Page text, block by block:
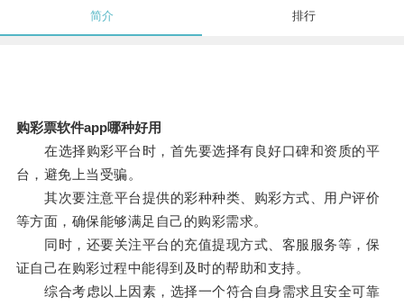
简介 排行
购彩票软件app哪种好用
在选择购彩平台时，首先要选择有良好口碑和资质的平
台，避免上当受骗。
其次要注意平台提供的彩种种类、购彩方式、用户评价
等方面，确保能够满足自己的购彩需求。
同时，还要关注平台的充值提现方式、客服服务等，保
证自己在购彩过程中能得到及时的帮助和支持。
综合考虑以上因素，选择一个符合自身需求且安全可靠